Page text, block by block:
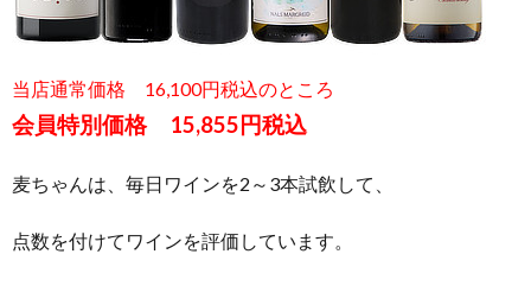
当店通常価格 16,100円税込のところ
会員特別価格 15,855円税込
麦ちゃんは、毎日ワインを2～3本試飲して、
点数を付けてワインを評価しています。